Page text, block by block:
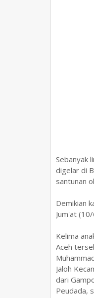
Sebanyak
digelar di
santunan
Demikian
Jum'at
Kelima
Aceh
Jaloh
dari
Peudada,